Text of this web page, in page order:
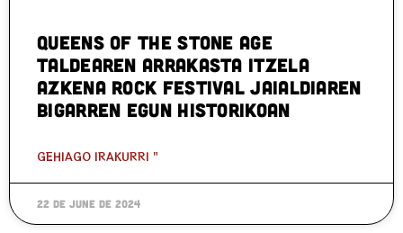
Queens Of The Stone Age
taldearen arrakasta itzela
Azkena Rock Festival jaialdiaren
bigarren egun historikoan
GEHIAGO IRAKURRI "
22 de June de 2024